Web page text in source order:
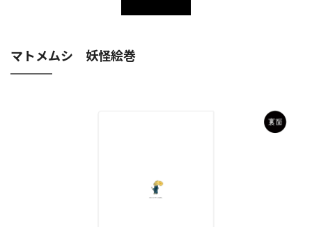
マトメムシ 妖怪絵巻